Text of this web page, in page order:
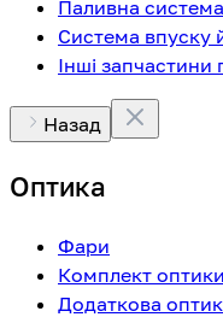
Паливна система
Система впуску
Інші запчастини
Назад
Оптика
Фари
Комплект
Додаткова